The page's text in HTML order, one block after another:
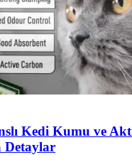
Kedi Kumu ve
Detaylar